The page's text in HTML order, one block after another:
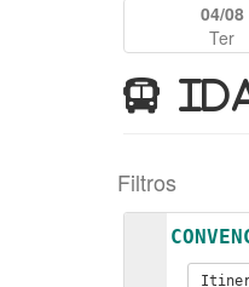
04/08
Ter
Filtros